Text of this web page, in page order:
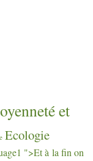
et
Ecologie
">Et à la fin on